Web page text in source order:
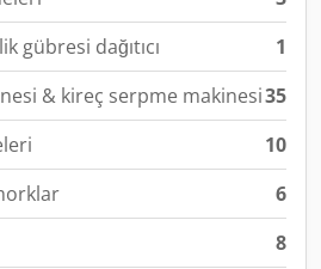
gübresi dağıtıcı
1
& kireç serpme makinesi35
10
6
8